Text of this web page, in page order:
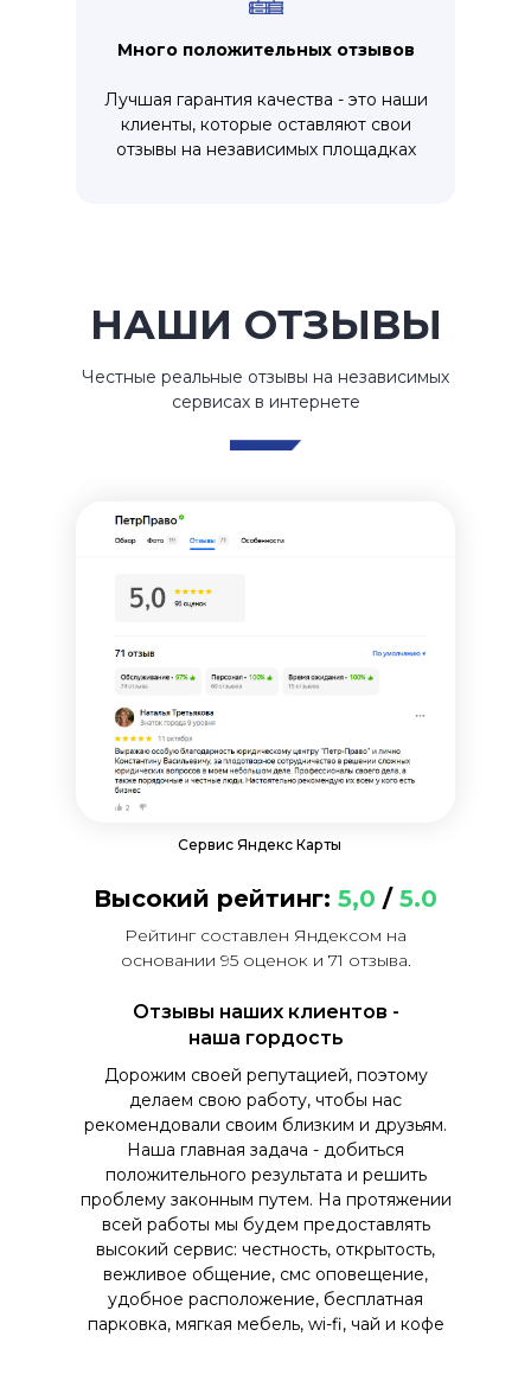
Лучшая гарантия качества - это наши
клиенты, которые оставляют свои
отзывы на независимых площадках
Много положительных отзывов
НАШИ ОТЗЫВЫ
Честные реальные отзывы на независимых
сервисах в интернете
Высокий рейтинг: 5,0 / 5.0
Рейтинг составлен Яндексом на
основании 95 оценок и 71 отзыва.
Дорожим своей репутацией, поэтому
делаем свою работу, чтобы нас
рекомендовали своим близким и друзьям.
Наша главная задача - добиться
положительного результата и решить
проблему законным путем. На протяжении
всей работы мы будем предоставлять
высокий сервис: честность, открытость,
вежливое общение, смс оповещение,
удобное расположение, бесплатная
парковка, мягкая мебель, wi-fi, чай и кофе
Отзывы наших клиентов -
наша гордость
Сервис Яндекс Карты